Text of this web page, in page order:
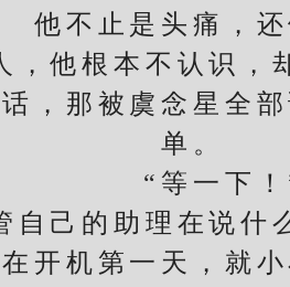
不止是头痛，还
根本不认识，却
那被虞念星全部
单。
“等一下！
己的助理在说什么
机第一天，就小